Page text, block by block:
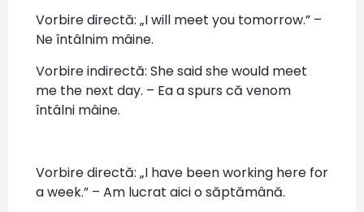
Vorbire directă: „I will meet you tomorrow.” –
Ne întâlnim mâine.
Vorbire indirectă: She said she would meet
me the next day. – Ea a spurs că venom
întâlni mâine.
Vorbire directă: „I have been working here for
a week.” – Am lucrat aici o săptămână.